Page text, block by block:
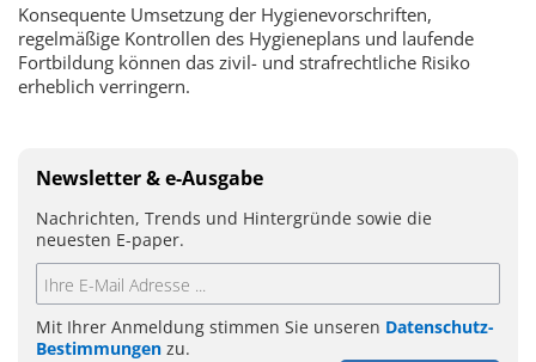
Konsequente Umsetzung der Hygienevorschriften,
regelmäßige Kontrollen des Hygieneplans und laufende
Fortbildung können das zivil- und strafrechtliche Risiko
erheblich verringern.
Newsletter & e-Ausgabe
Nachrichten, Trends und Hintergründe sowie die
neuesten E-paper.
Mit Ihrer Anmeldung stimmen Sie unseren Datenschutz-
Bestimmungen zu.